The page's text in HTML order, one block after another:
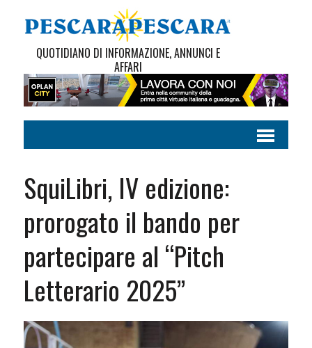
QUOTIDIANO DI INFORMAZIONE, ANNUNCI E
AFFARI
SquiLibri, IV edizione:
prorogato il bando per
partecipare al “Pitch
Letterario 2025”